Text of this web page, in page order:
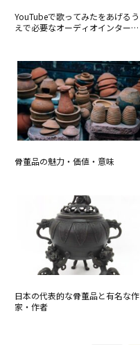
YouTubeで歌ってみたをあげるう
えで必要なオーディオインターフ
骨董品の魅力・価値・意味
日本の代表的な骨董品と有名な作
家・作者